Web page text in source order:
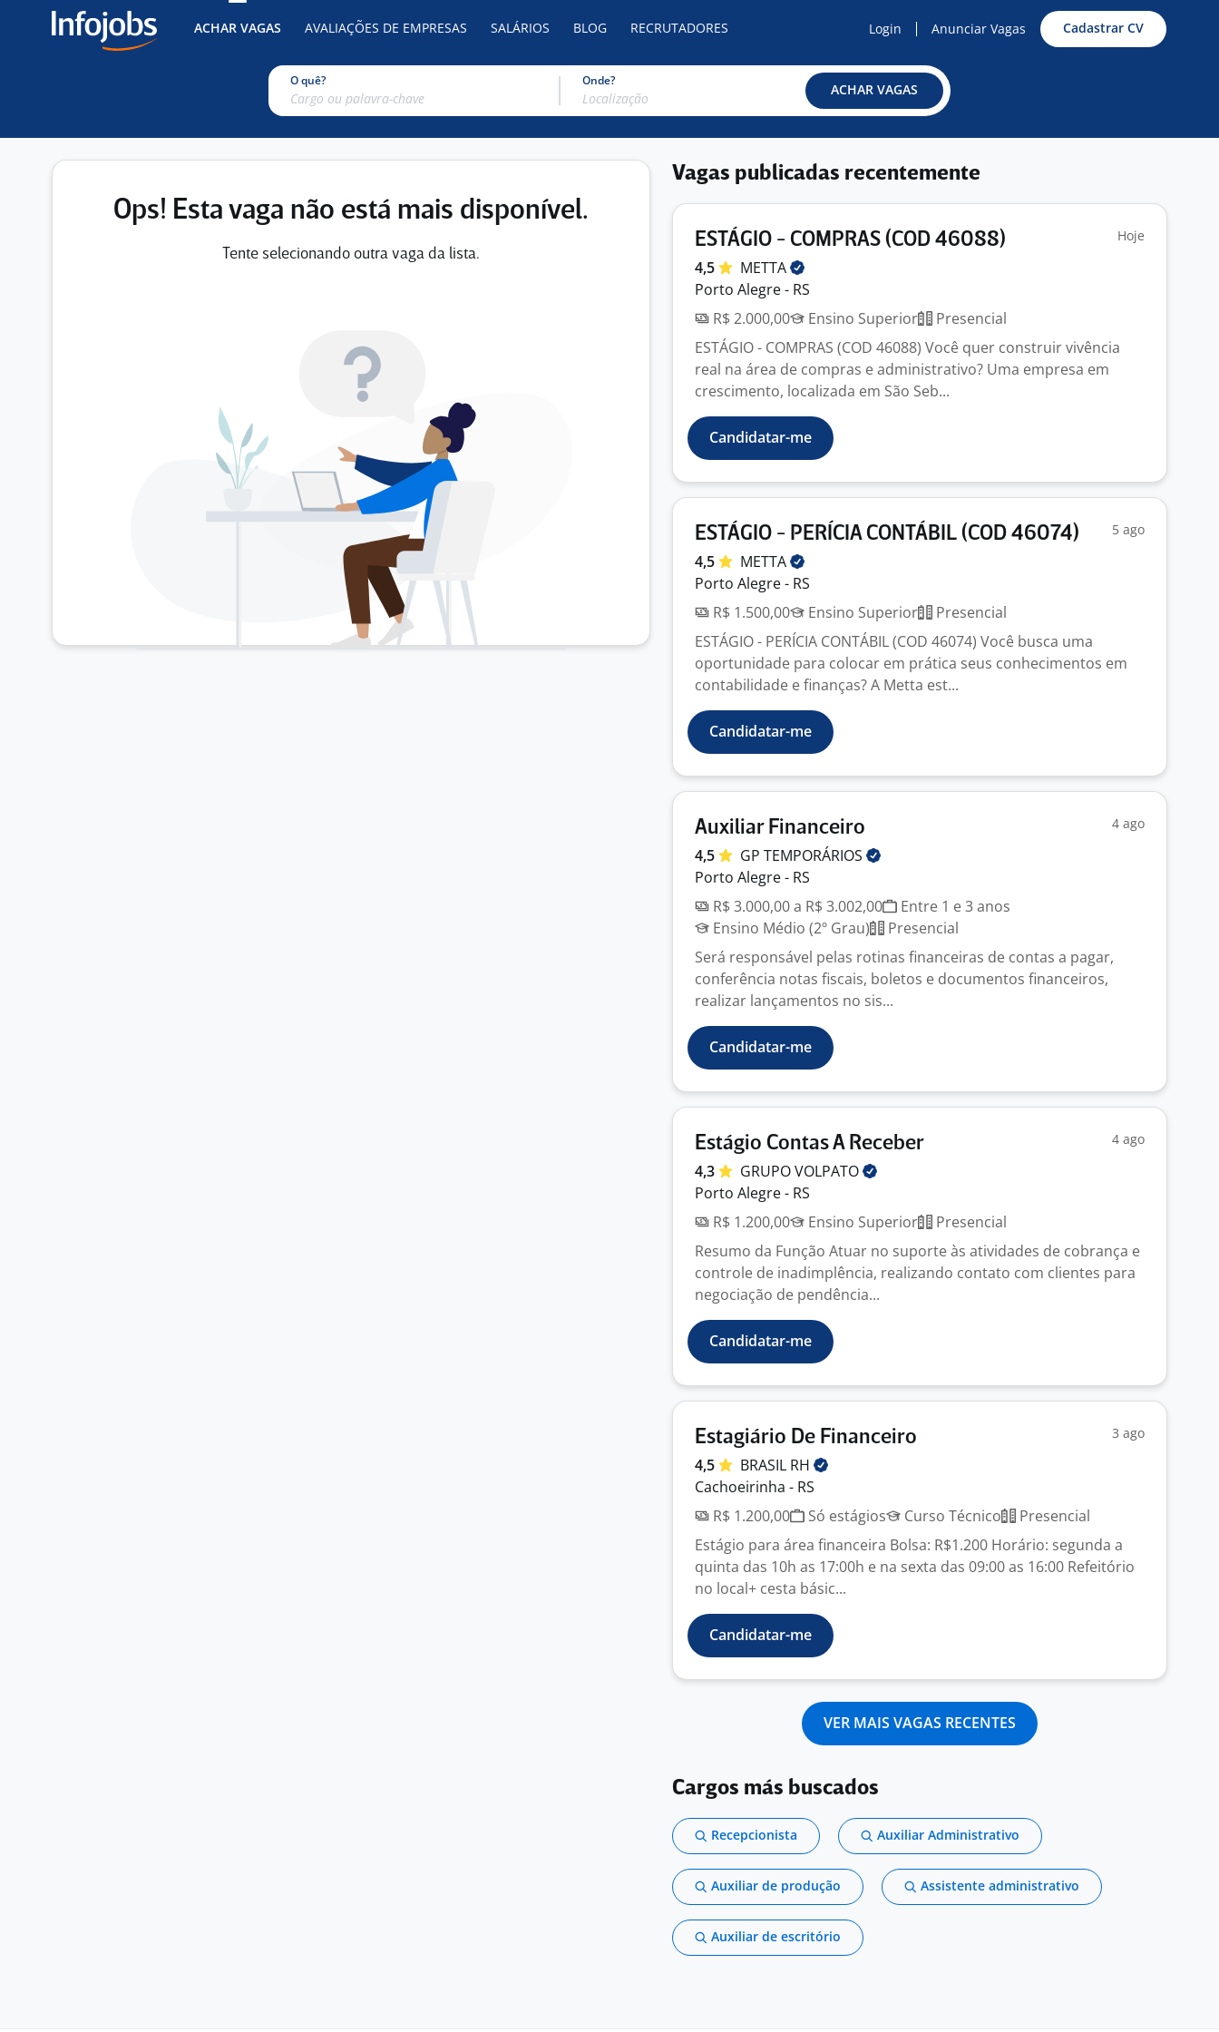
ACHAR VAGAS AVALIAÇÕES DE EMPRESAS SALÁRIOS BLOG RECRUTADORES Login Anunciar Vagas Cadastrar CV
O quê? Onde?
ACHAR VAGAS
Ops! Esta vaga não está mais disponível.
Tente selecionando outra vaga da lista.
Vagas publicadas recentemente
ESTÁGIO - COMPRAS (COD 46088) Hoje
4,5
METTA
Porto Alegre - RS
R$ 2.000,00
Ensino Superior
Presencial
ESTÁGIO - COMPRAS (COD 46088) Você quer construir vivência
real na área de compras e administrativo? Uma empresa em
crescimento, localizada em São Seb...
Candidatar-me
ESTÁGIO - PERÍCIA CONTÁBIL (COD 46074) 5 ago
4,5
METTA
Porto Alegre - RS
R$ 1.500,00
Ensino Superior
Presencial
ESTÁGIO - PERÍCIA CONTÁBIL (COD 46074) Você busca uma
oportunidade para colocar em prática seus conhecimentos em
contabilidade e finanças? A Metta est...
Candidatar-me
Auxiliar Financeiro 4 ago
4,5 GP TEMPORÁRIOS
Porto Alegre - RS
R$ 3.000,00 a R$ 3.002,00
Entre 1 e 3 anos
Ensino Médio (2º Grau)
Presencial
Será responsável pelas rotinas financeiras de contas a pagar,
conferência notas fiscais, boletos e documentos financeiros,
realizar lançamentos no sis...
Candidatar-me
Estágio Contas A Receber 4 ago
4,3 GRUPOVOLPATO
Porto Alegre - RS
R$ 1.200,00
Ensino Superior
Presencial
Resumo da Função Atuar no suporte às atividades de cobrança e
controle de inadimplência, realizando contato com clientes para
negociação de pendência...
Candidatar-me
Estagiário De Financeiro 3 ago
4,5 BRASIL RH
Cachoeirinha - RS
R$ 1.200,00
Só estágios Curso Técnico
Presencial
Estágio para área financeira Bolsa: R$1.200 Horário: segunda a
quinta das 10h as 17:00h e na sexta das 09:00 as 16:00 Refeitório
no local+ cesta básic...
Candidatar-me
VER MAIS VAGAS RECENTES
Cargos más buscados
Recepcionista Auxiliar Administrativo
Auxiliar de produção Assistente administrativo
Auxiliar de escritório